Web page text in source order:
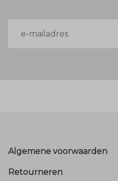
mailadres
Footer
Algemene voorwaarden
Retourneren